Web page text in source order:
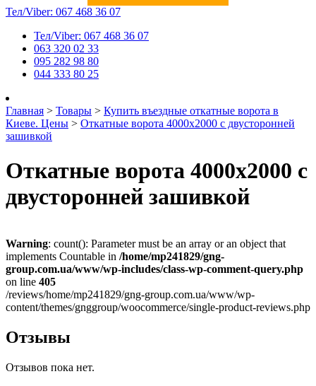
Тел/Viber: 067 468 36 07
Тел/Viber: 067 468 36 07
063 320 02 33
095 282 98 80
044 333 80 25
Главная > Товары > Купить въездные откатные ворота в
Киеве. Цены > Откатные ворота 4000х2000 с двусторонней
зашивкой
Откатные ворота 4000х2000 с
двусторонней зашивкой
Warning: count(): Parameter must be an array or an object that
implements Countable in /home/mp241829/gng-
group.com.ua/www/wp-includes/class-wp-comment-query.php
on line 405
/reviews/home/mp241829/gng-group.com.ua/www/wp-
content/themes/gnggroup/woocommerce/single-product-reviews.php
Отзывы
Отзывов пока нет.